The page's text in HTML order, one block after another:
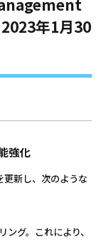
年1月30
強化
更新し、次のような
グ。これにより、